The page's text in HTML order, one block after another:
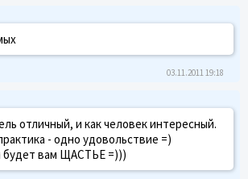
03.11.2011 19:18
отличный, и как человек интересный.
- одно удовольствие =)
вам ЩАСТЬЕ =)))